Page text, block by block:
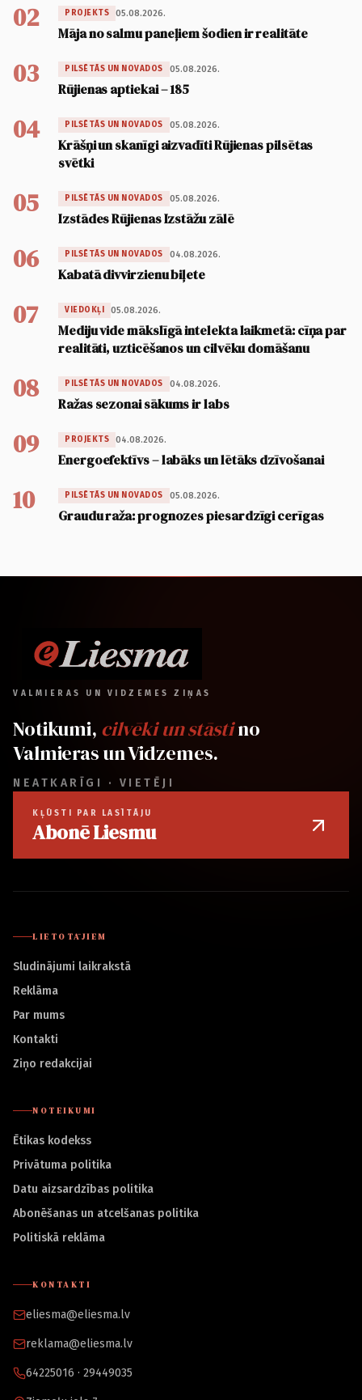
02 PROJEKTS 05.08.2026.
Māja no salmu paneļiem šodien ir realitāte
03 PILSĒTĀS UN NOVADOS 05.08.2026.
Rūjienas aptiekai – 185
04 PILSĒTĀS UN NOVADOS 05.08.2026.
Krāšņi un skanīgi aizvadīti Rūjienas pilsētas
svētki
05 PILSĒTĀS UN NOVADOS 05.08.2026.
Izstādes Rūjienas Izstāžu zālē
06 PILSĒTĀS UN NOVADOS 04.08.2026.
Kabatā divvirzienu biļete
07 VIEDOKĻI 05.08.2026.
Mediju vide mākslīgā intelekta laikmetā: cīņa par
realitāti, uzticēšanos un cilvēku domāšanu
08 PILSĒTĀS UN NOVADOS 04.08.2026.
Ražas sezonai sākums ir labs
09 PROJEKTS 04.08.2026.
Energoefektīvs – labāks un lētāks dzīvošanai
10 PILSĒTĀS UN NOVADOS 05.08.2026.
Graudu raža: prognozes piesardzīgi cerīgas
VALMIERAS UN VIDZEMES ZIŅAS
Notikumi, cilvēki un stāstino
Valmieras un Vidzemes.
NEATKARĪGI · VIETĒJI
KĻŪSTI PAR LASĪTĀJU
Abonē Liesmu
LIETOTĀJIEM
Sludinājumi laikrakstā
Reklāma
Par mums
Kontakti
Ziņo redakcijai
NOTEIKUMI
Ētikas kodekss
Privātuma politika
Datu aizsardzības politika
Abonēšanas un atcelšanas politika
Politiskā reklāma
KONTAKTI
eliesma@eliesma.lv
reklama@eliesma.lv
64225016 · 29449035